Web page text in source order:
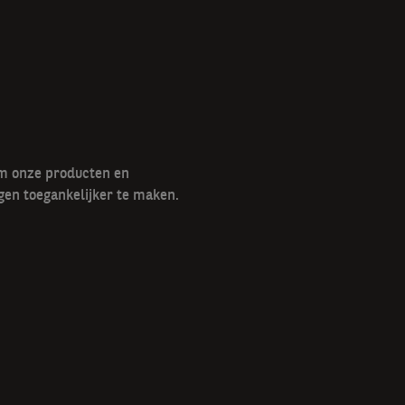
onze producten en
toegankelijker te maken.